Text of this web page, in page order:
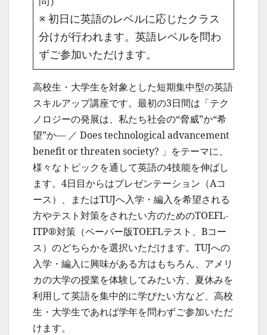
※ 初日に英語のレベルに応じたクラス
分けが行われます。英語レベルを問わ
ずご参加いただけます。
高校生・大学生を対象とした短期集中型の英語
スキルアップ講座です。最初の3日間は「テク
ノロジーの発展は、私たち社会の“脅威”か“希
望”か― ／ Does technological advancement
benefit or threaten society? 」をテーマに、
様々なトピックを通して英語の4技能を伸ばし
ます。4日目からはプレゼンテーション（Aコ
ース）、またはTUJへ入学・編入を希望される
方やテスト対策をされたい方のためのTOEFL-
ITP®対策（ペーパー版TOEFLテスト、Bコー
ス）のどちらかを選択いただけます。TUJへの
入学・編入に興味がある方はもちろん、アメリ
カの大学の授業を体験してみたい方、夏休みを
利用して英語を集中的に学びたい方など、高校
生・大学生であれば学年を問わずご参加いただ
けます。